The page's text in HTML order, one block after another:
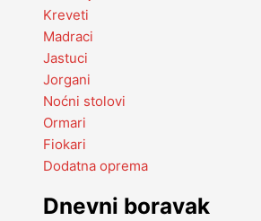
Kreveti
Madraci
Jastuci
Jorgani
Noćni stolovi
Ormari
Fiokari
Dodatna oprema
Dnevni boravak